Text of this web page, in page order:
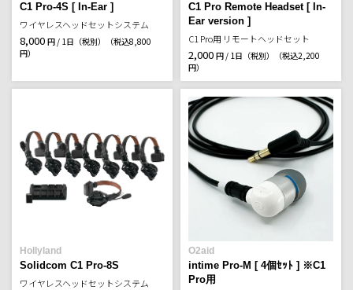
C1 Pro-4S [ In-Ear ]
ワイヤレスヘッドセットシステム
8,000 円 / 1日（税別）
（税込8,800
円）
C1 Pro Remote Headset [ In-
Ear version ]
C1 Pro用 リモートヘッドセット
2,000 円 / 1日（税別）
（税込2,200
円）
Hollyland
Solidcom C1 Pro-8S
ワイヤレスヘッドセットシステム
O2aid
intime Pro-M [ 4個ｾｯﾄ ] ※C1
Pro用